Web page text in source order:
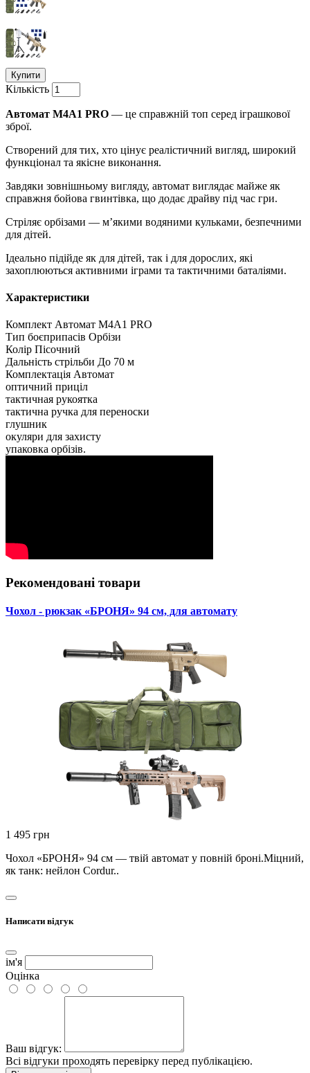
Купити
Кількість
Автомат M4A1 PRO — це справжній топ серед іграшкової
зброї.
Створений для тих, хто цінує реалістичний вигляд, широкий
функціонал та якісне виконання.
Завдяки зовнішньому вигляду, автомат виглядає майже як
справжня бойова гвинтівка, що додає драйву під час гри.
Стріляє орбізами — м’якими водяними кульками, безпечними
для дітей.
Ідеально підійде як для дітей, так і для дорослих, які
захоплюються активними іграми та тактичними баталіями.
Характеристики
Комплект Автомат M4A1 PRO
Тип боєприпасів Орбізи
Колір Пісочний
Дальність стрільби До 70 м
Комплектація Автомат
оптичний приціл
тактичная рукоятка
тактична ручка для переноски
глушник
окуляри для захисту
упаковка орбізів.
Рекомендовані товари
Чохол - рюкзак «БРОНЯ» 94 см, для автомату
1 495 грн
Чохол «БРОНЯ» 94 см — твій автомат у повній броні.Міцний,
як танк: нейлон Cordur..
Написати відгук
ім'я
Оцінка
Ваш відгук:
Всі відгуки проходять перевірку перед публікацією.